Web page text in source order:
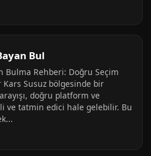
Bul
Bulma Rehberi: Doğru Seçim
Susuz bölgesinde bir
doğru platform ve
ve tatmin edici hale gelebilir. Bu